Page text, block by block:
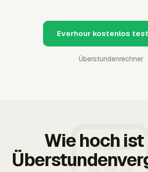
Everhour kostenlos
Überstundenrechner
Wie hoch ist